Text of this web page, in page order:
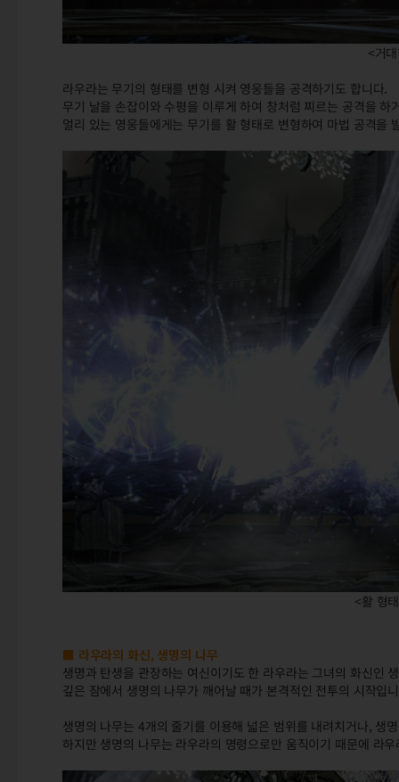
<거
라우라는 무기의 형태를 변형 시켜 영웅들을 공격하기도 합니다.
무기 날을 손잡이와 수평을 이루게 하여 창처럼 찌르는 공격을 하
멀리 있는 영웅들에게는 무기를 활 형태로 변형하여 마법 공격
<활 형
■ 라우라의 화신, 생명의 나무
생명과 탄생을 관장하는 여신이기도 한 라우라는 그녀의 화신인
깊은 잠에서 생명의 나무가 깨어날 때가 본격적인 전투의 시작입
생명의 나무는 4개의 줄기를 이용해 넓은 범위를 내려치거나, 생
하지만 생명의 나무는 라우라의 명령으로만 움직이기 때문에 라